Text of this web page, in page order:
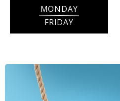
MONDAY
FRIDAY